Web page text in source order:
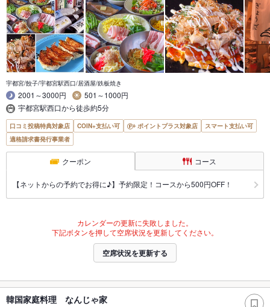
宇都宮/餃子/宇都宮駅西口/居酒屋/鉄板焼き
2001～3000円
501～1000円
宇都宮駅西口から徒歩約5分
口コミ投稿特典対象店 COIN+支払い可 ポイントプラス対象店
スマート支払い可
適格請求書発行事業者
クーポン コース
【ネットからの予約でお得に♪】予約限定！コースから500円OFF！
カレンダーの更新に失敗しました。
下記ボタンを押して空席状況を更新してください。
空席状況を更新する
韓国家庭料理 なんじゃ家